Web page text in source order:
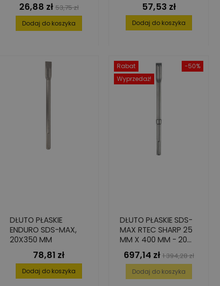
Cena
26,88 zł Cena
podstawowa
53,75 zł
Dodaj do koszyka
Cena
57,53 zł
Dodaj do koszyka
DŁUTO PŁASKIE
ENDURO SDS-MAX,
20X350 MM
Cena
78,81 zł
Dodaj do koszyka
-50%
Rabat
Wyprzedaż!
DŁUTO PŁASKIE SDS-
MAX RTEC SHARP 25
MM X 400 MM - 20
SZT.
Cena
697,14 zł Cena
podstawowa
1 394,28 zł
Dodaj do koszyka